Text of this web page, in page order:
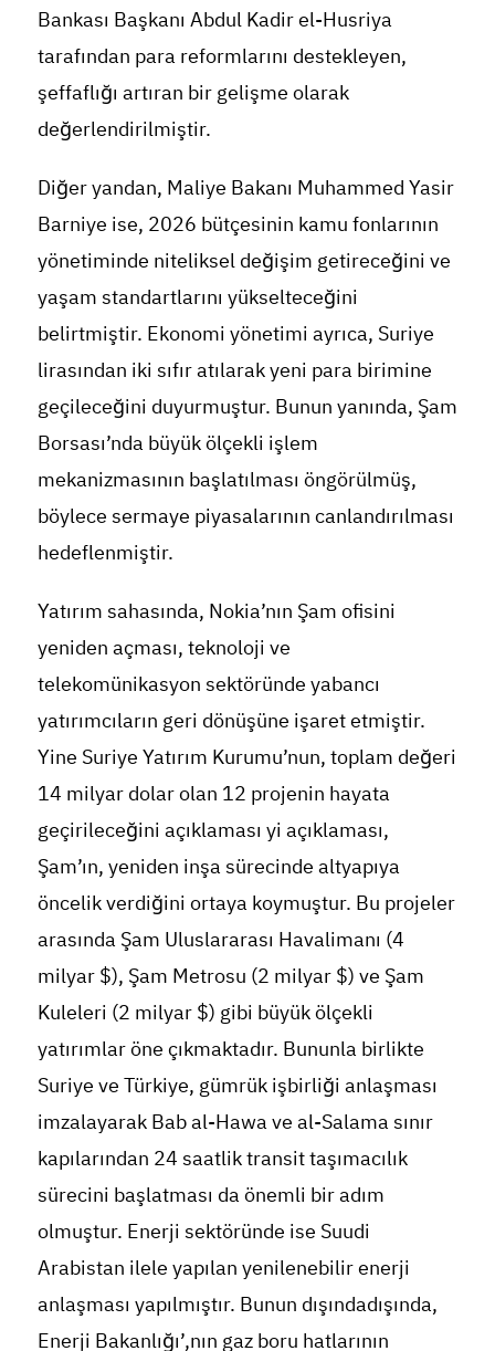
Bankası Başkanı Abdul Kadir el-Husriya
tarafından para reformlarını destekleyen,
şeffaflığı artıran bir gelişme olarak
değerlendirilmiştir.
Diğer yandan, Maliye Bakanı Muhammed Yasir
Barniye ise, 2026 bütçesinin kamu fonlarının
yönetiminde niteliksel değişim getireceğini ve
yaşam standartlarını yükselteceğini
belirtmiştir. Ekonomi yönetimi ayrıca, Suriye
lirasından iki sıfır atılarak yeni para birimine
geçileceğini duyurmuştur. Bunun yanında, Şam
Borsası’nda büyük ölçekli işlem
mekanizmasının başlatılması öngörülmüş,
böylece sermaye piyasalarının canlandırılması
hedeflenmiştir.
Yatırım sahasında, Nokia’nın Şam ofisini
yeniden açması, teknoloji ve
telekomünikasyon sektöründe yabancı
yatırımcıların geri dönüşüne işaret etmiştir.
Yine Suriye Yatırım Kurumu’nun, toplam değeri
14 milyar dolar olan 12 projenin hayata
geçirileceğini açıklaması yi açıklaması,
Şam’ın, yeniden inşa sürecinde altyapıya
öncelik verdiğini ortaya koymuştur. Bu projeler
arasında Şam Uluslararası Havalimanı (4
milyar $), Şam Metrosu (2 milyar $) ve Şam
Kuleleri (2 milyar $) gibi büyük ölçekli
yatırımlar öne çıkmaktadır. Bununla birlikte
Suriye ve Türkiye, gümrük işbirliği anlaşması
imzalayarak Bab al-Hawa ve al-Salama sınır
kapılarından 24 saatlik transit taşımacılık
sürecini başlatması da önemli bir adım
olmuştur. Enerji sektöründe ise Suudi
Arabistan ilele yapılan yenilenebilir enerji
anlaşması yapılmıştır. Bunun dışındadışında,
Enerji Bakanlığı’,nın gaz boru hatlarının